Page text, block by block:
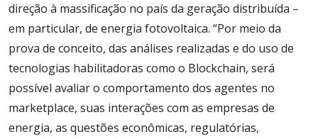
direção à massificação no país da geração distribuída –
em particular, de energia fotovoltaica. “Por meio da
prova de conceito, das análises realizadas e do uso de
tecnologias habilitadoras como o Blockchain, será
possível avaliar o comportamento dos agentes no
marketplace, suas interações com as empresas de
energia, as questões econômicas, regulatórias,